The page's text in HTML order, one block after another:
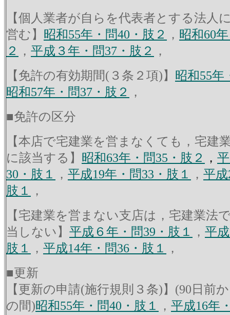
【個人業者が自らを代表者とする法人
営む】 昭和55年・問40・肢２ ， 昭和60
２
， 平成３年・問37・肢２
，
【免許の有効期間(３条２項)】 昭和55年
昭和57年・問37・肢２
，
■免許の区分
【本店で宅建業を営まなくても，宅建
に該当する】 昭和63年・問35・肢２ ，
30・肢１
， 平成19年・問33・肢１ ， 平
肢１
，
【宅建業を営まない支店は，宅建業法
当しない】 平成６年・問39・肢１ ， 平
肢１
， 平成14年・問36・肢１
，
■更新
【更新の申請(施行規則３条)】(90日前
の間)昭和55年・問40・肢１ ， 平成16年